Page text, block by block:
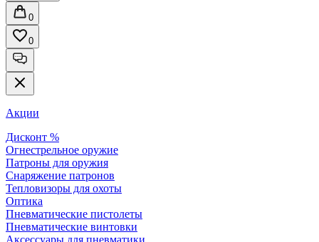
0
0
Акции
Дисконт %
Огнестрельное оружие
Патроны для оружия
Снаряжение патронов
Тепловизоры для охоты
Оптика
Пневматические пистолеты
Пневматические винтовки
Аксессуары для пневматики